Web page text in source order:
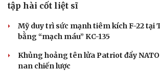
tập hài cốt liệt sĩ
Mỹ duy trì sức mạnh tiêm kích F-22 tại
bằng “mạch máu” KC-135
Khủng hoảng tên lửa Patriot đẩy
nan chiến lược